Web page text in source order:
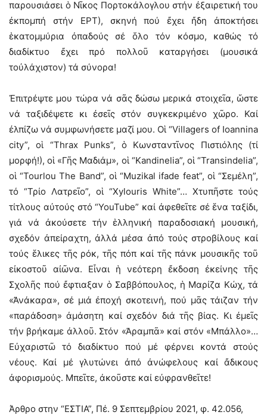
παρουσιάσει ὁ Νῖκος Πορτοκάλογλου στήν ἐξαιρετική του
ἐκπομπή στήν ΕΡΤ), σκηνή πού ἔχει ἤδη ἀποκτήσει
ἑκατομμύρια ὀπαδούς σέ ὅλο τόν κόσμο, καθώς τό
διαδίκτυο ἔχει πρό πολλοῦ καταργήσει (μουσικά
τοὐλάχιστον) τά σύνορα!
Ἐπιτρέψτε μου τώρα νά σᾶς δώσω μερικά στοιχεῖα, ὥστε
νά ταξιδέψετε κι ἐσεῖς στόν συγκεκριμένο χῶρο. Καί
ἐλπίζω νά συμφωνήσετε μαζί μου. Οἱ “Villagers of Ioannina
city”, οἱ “Thrax Punks”, ὁ Κωνσταντῖνος Πιστιόλης (τί
μορφή!), οἱ «Γῆς Μαδιάμ», οἱ “Kandinelia”, οἱ “Transindelia”,
oἱ “Tourlou The Band”, oἱ “Muzikal ifade feat”, οἱ “Σεμέλη”,
τό “Τρίο Λατρεῖο”, οἱ “Xylouris White”… Χτυπῆστε τούς
τίτλους αὐτούς στό “YouTube” καί ἀφεθεῖτε σέ ἕνα ταξίδι,
γιά νά ἀκούσετε τήν ἑλληνική παραδοσιακή μουσική,
σχεδόν ἀπείραχτη, ἀλλά μέσα ἀπό τούς στροβίλους καί
τούς ἕλικες τῆς ρόκ, τῆς πόπ καί τῆς πάνκ μουσικῆς τοῦ
εἰκοστοῦ αἰῶνα. Εἶναι ἡ νεότερη ἔκδοση ἐκείνης τῆς
Σχολῆς πού ἔφτιαξαν ὁ Σαββόπουλος, ἡ Μαρίζα Κώχ, τά
«Ἀνάκαρα», σέ μιά ἐποχή σκοτεινή, πού μᾶς τάιζαν τήν
«παράδοση» ἀμάσητη καί σχεδόν διά τῆς βίας. Κι ἐμεῖς
τήν βρήκαμε ἀλλοῦ. Στόν «Ἀραμπᾶ» καί στόν «Μπάλλο»…
Εὐχαριστῶ τό διαδίκτυο πού μέ φέρνει κοντά στούς
νέους. Καί μέ γλυτώνει ἀπό ἀνώφελους καί ἄδικους
ἀφορισμούς. Μπεῖτε, ἀκοῦστε καί εὐφρανθεῖτε!
Άρθρο στην “ΕΣΤΙΑ”, Πέ. 9 Σεπτεμβρίου 2021, φ. 42.056,